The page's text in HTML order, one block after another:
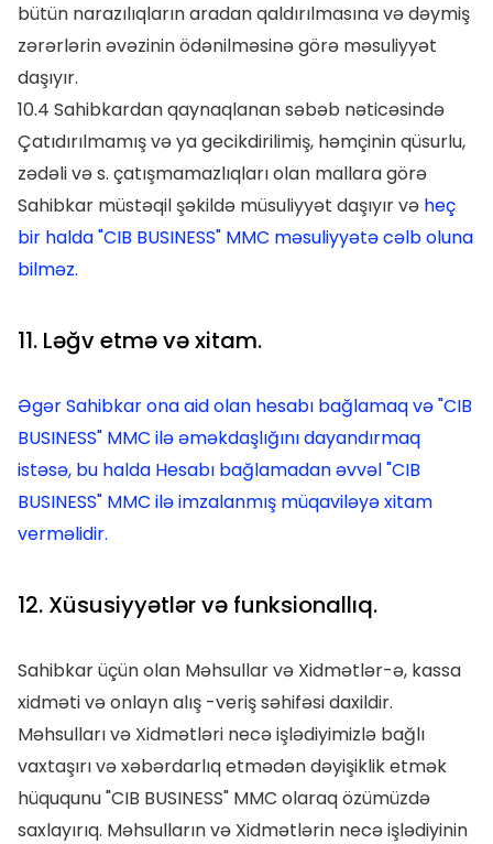
bütün narazılıqların aradan qaldırılmasına və dəymiş
zərərlərin əvəzinin ödənilməsinə görə məsuliyyət
daşıyır.
10.4 Sahibkardan qaynaqlanan səbəb nəticəsində
Çatıdırılmamış və ya gecikdirilimiş, həmçinin qüsurlu,
zədəli və s. çatışmamazlıqları olan mallara görə
Sahibkar müstəqil şəkildə müsuliyyət daşıyır və heç
bir halda "CIB BUSINESS" MMC məsuliyyətə cəlb oluna
bilməz.
11. Ləğv etmə və xitam.
Əgər Sahibkar ona aid olan hesabı bağlamaq və "CIB
BUSINESS" MMC ilə əməkdaşlığını dayandırmaq
istəsə, bu halda Hesabı bağlamadan əvvəl "CIB
BUSINESS" MMC ilə imzalanmış müqaviləyə xitam
verməlidir.
12. Xüsusiyyətlər və funksionallıq.
Sahibkar üçün olan Məhsullar və Xidmətlər-ə, kassa
xidməti və onlayn alış -veriş səhifəsi daxildir.
Məhsulları və Xidmətləri necə işlədiyimizlə bağlı
vaxtaşırı və xəbərdarlıq etmədən dəyişiklik etmək
hüququnu "CIB BUSINESS" MMC olaraq özümüzdə
saxlayırıq. Məhsulların və Xidmətlərin necə işlədiyinin